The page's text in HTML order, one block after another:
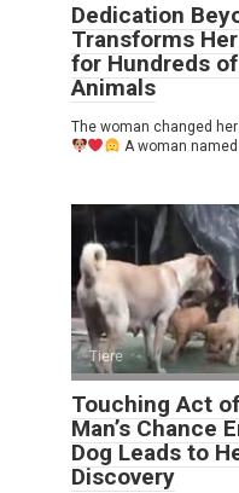
Dedication
Transforms
for Hundreds
Animals
The woman changed
A woman named
Tiere
Touching Act
Man’s Chance
Dog Leads to
Discovery